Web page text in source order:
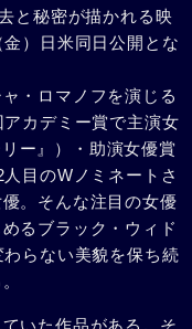
と秘密が描かれる映
）日米同日公開とな
・ロマノフを演じる
カデミー賞で主演女
ー』）・助演女優賞
目のWノミネートさ
。そんな注目の女優
るブラック・ウィド
らない美貌を保ち続
いた作品がある。そ